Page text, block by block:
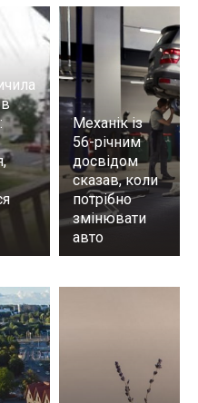
Механік із
56-річним
досвідом
сказав, коли
потрібно
змінювати
авто